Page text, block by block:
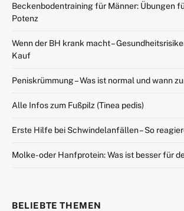
Beckenbodentraining für Männer: Übungen
Potenz
Wenn der BH krank macht –
Kauf
Peniskrümmung – Was ist normal und wann
Alle Infos zum Fußpilz (Tinea pedis)
Erste Hilfe bei Schwindelanfällen – So
Molke- oder Hanfprotein: Was ist besser für
BELIEBTE THEMEN